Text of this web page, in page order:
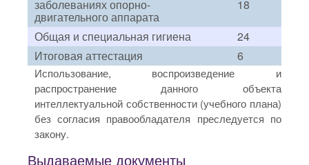
заболеваниях опорно-
двигательного аппарата
18
Общая и специальная гигиена
24
Итоговая аттестация
6
Использование, воспроизведение и
распространение данного объекта
интеллектуальной собственности (учебного плана)
без согласия правообладателя преследуется по
закону.
Выдаваемые документы